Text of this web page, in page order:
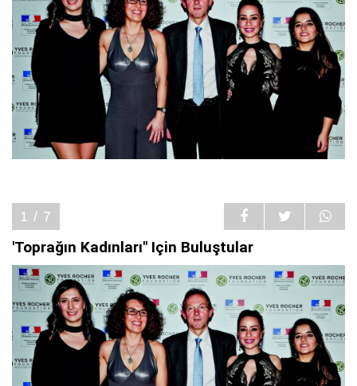
1 / 7
'Toprağın Kadınları" Için Buluştular